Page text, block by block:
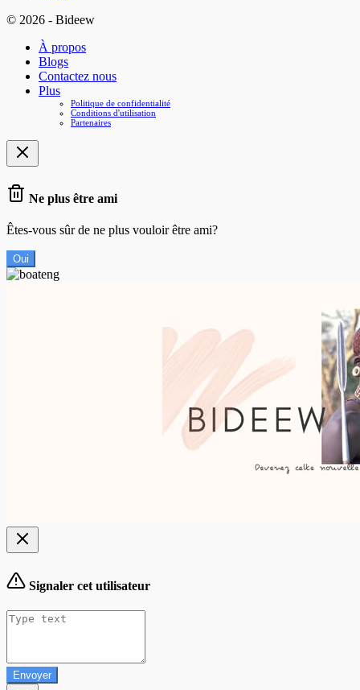
© 2026 - Bideew
À propos
Blogs
Contactez nous
Plus
Politique de confidentialité
Conditions d'utilisation
Partenaires
Ne plus être ami
Êtes-vous sûr de ne plus vouloir être ami?
Oui
Signaler cet utilisateur
Envoyer